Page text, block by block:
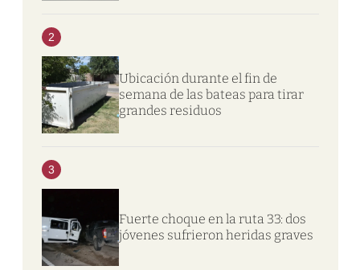
2
Ubicación durante el fin de
semana de las bateas para tirar
grandes residuos
3
Fuerte choque en la ruta 33: dos
jóvenes sufrieron heridas graves